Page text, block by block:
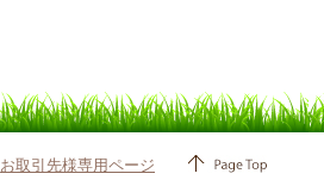
お取引先様専用ページ